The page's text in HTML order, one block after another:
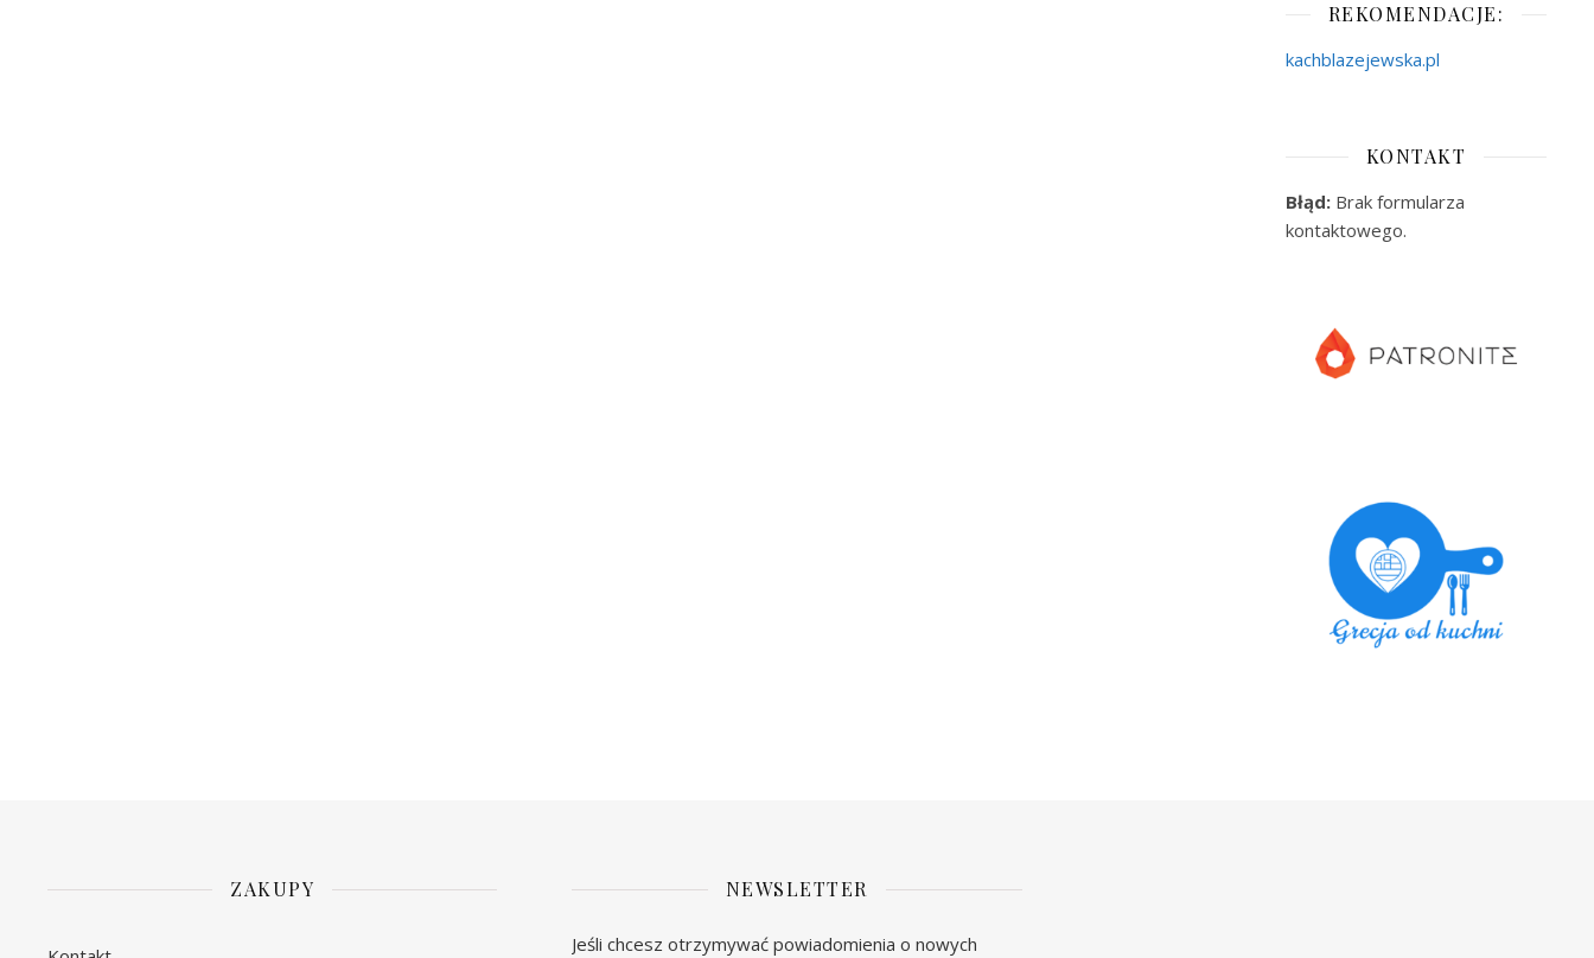
REKOMENDACJE:
kachblazejewska.pl
KONTAKT
Błąd: Brak formularza
kontaktowego.
ZAKUPY NEWSLETTER
Jeśli chcesz otrzymywać powiadomienia o nowych